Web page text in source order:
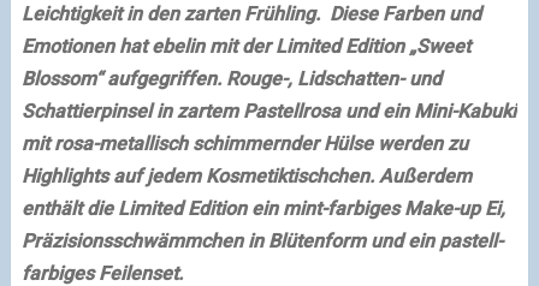
Leichtigkeit in den zarten Frühling. Diese Farben und
Emotionen hat ebelin mit der Limited Edition „Sweet
Blossom“ aufgegriffen. Rouge-, Lidschatten- und
Schattierpinsel in zartem Pastellrosa und ein Mini-Kabuki
mit rosa-metallisch schimmernder Hülse werden zu
Highlights auf jedem Kosmetiktischchen. Außerdem
enthält die Limited Edition ein mint-farbiges Make-up Ei,
Präzisionsschwämmchen in Blütenform und ein pastell-
farbiges Feilenset.